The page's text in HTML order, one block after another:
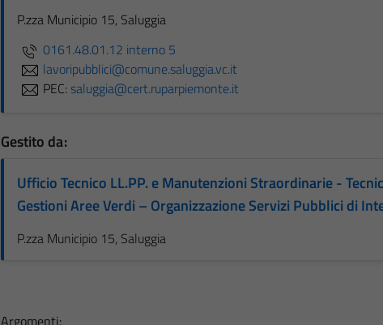
P.zza Municipio 15, Saluggia
0161.48.01.12 interno 5
lavoripubblici@comune.saluggia.vc.it
PEC: saluggia@cert.ruparpiemonte.it
Gestito da:
Ufficio Tecnico LL.PP. e Manutenzioni Straordinarie -
Gestioni Aree Verdi – Organizzazione Servizi Pubblici di
P.zza Municipio 15, Saluggia
Argomenti: